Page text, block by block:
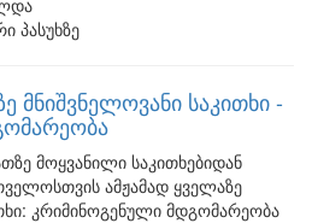
პასუხზე
მნიშვნელოვანი საკითხი -
მოყვანილი საკითხებიდან
ამჟამად ყველაზე
კრიმინოგენული მდგომარეობა